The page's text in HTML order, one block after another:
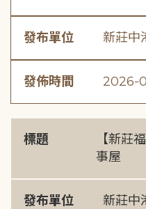
發布單位 新莊中
發佈時間 2026-
標題
【新莊
事屋
發布單位 新莊中